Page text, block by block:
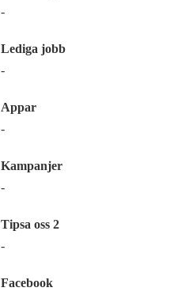
-
Lediga jobb
-
Appar
-
Kampanjer
-
Tipsa oss 2
-
Facebook